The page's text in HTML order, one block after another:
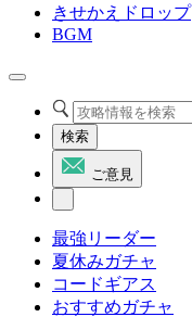
きせかえドロップ
BGM
検索
ご意見
最強リーダー
夏休みガチャ
コードギアス
おすすめガチャ